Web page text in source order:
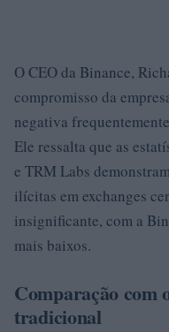
O CEO da Binance,
compromisso da
negativa
Ele ressalta que as
e TRM Labs
ilícitas em exchanges
insignificante, com a
mais baixos.
Comparação com
tradicional